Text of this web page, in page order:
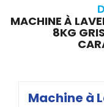
MACHINE À
8KG
Machine à